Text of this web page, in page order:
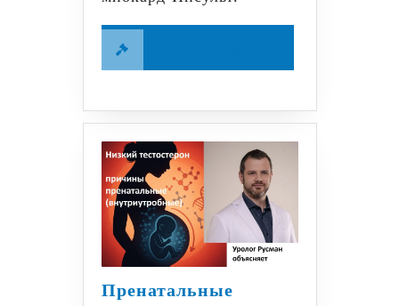
далее
Пренатальные